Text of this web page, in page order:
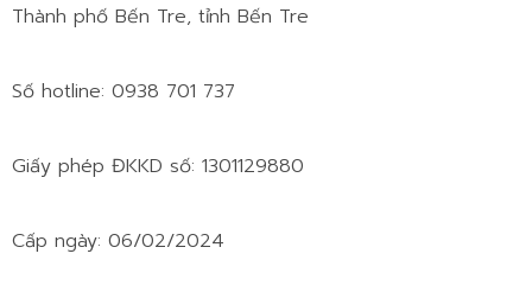
Thành phố Bến Tre, tỉnh Bến Tre
Số hotline: 0938 701 737
Giấy phép ĐKKD số: 1301129880
Cấp ngày: 06/02/2024